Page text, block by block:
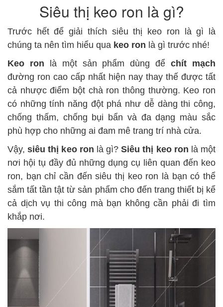
Siêu thị keo ron là gì?
Trước hết để giải thích siêu thị keo ron là gì là
chúng ta nên tìm hiểu qua keo ron là gì trước nhé!
Keo ron là một sản phẩm dùng đểchít mạch
đường ron cao cấp nhất hiện nay thay thế được tất
cả nhược điểm bột chà ron thông thường. Keo ron
có những tính năng đột phá như dễ dàng thi công,
chống thấm, chống bụi bẩn và đa dạng màu sắc
phù hợp cho những ai đam mê trang trí nhà cửa.
Vậy, siêu thị keo ron là gì?Siêu thị keo ron là một
nơi hội tụ đầy đủ những dụng cụ liên quan đến keo
ron, bạn chỉ cần đến siêu thị keo ron là bạn có thể
sắm tất tần tật từ sản phẩm cho đến trang thiết bị kể
cả dịch vụ thi công mà bạn không cần phải đi tìm
khắp nơi.